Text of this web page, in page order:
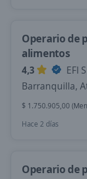
Operario de
alimentos
4,3
EFI
Barranquilla,
$ 1.750.905,00
Hace 2 días
Operario de